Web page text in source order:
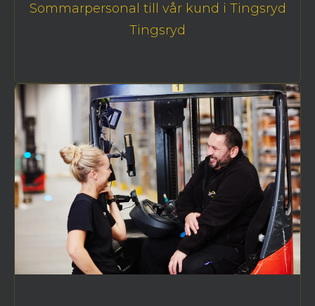
Sommarpersonal till vår kund i Tingsryd
Tingsryd